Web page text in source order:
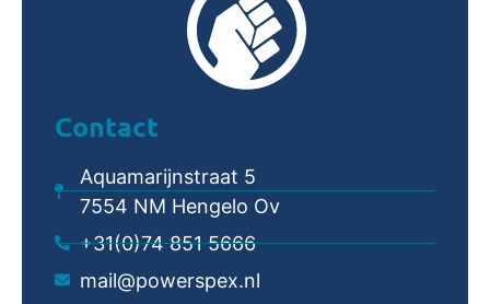
Contact
Aquamarijnstraat 5
7554 NM Hengelo Ov
+31(0)74 851 5666
mail@powerspex.nl